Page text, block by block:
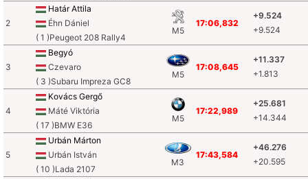
2
Határ Attila
Éhn Dániel
( 1 )Peugeot 208 Rally4
M5
17:06,832
+9.524
+9.524
3
Begyó
Czevaro
( 3 )Subaru Impreza GC8
M5
17:08,645
+11.337
+1.813
4
Kovács Gergő
Máté Viktória
( 17 )BMW E36
M5
17:22,989
+25.681
+14.344
5
Urbán Márton
Urbán István
( 10 )Lada 2107
M3
17:43,584
+46.276
+20.595